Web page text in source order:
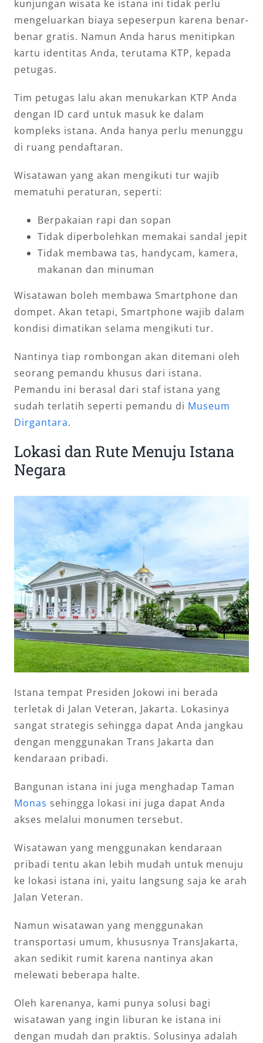
kunjungan wisata ke istana ini tidak perlu
mengeluarkan biaya sepeserpun karena benar-
benar gratis. Namun Anda harus menitipkan
kartu identitas Anda, terutama KTP, kepada
petugas.
Tim petugas lalu akan menukarkan KTP Anda
dengan ID card untuk masuk ke dalam
kompleks istana. Anda hanya perlu menunggu
di ruang pendaftaran.
Wisatawan yang akan mengikuti tur wajib
mematuhi peraturan, seperti:
Berpakaian rapi dan sopan
Tidak diperbolehkan memakai sandal jepit
Tidak membawa tas, handycam, kamera,
makanan dan minuman
Wisatawan boleh membawa Smartphone dan
dompet. Akan tetapi, Smartphone wajib dalam
kondisi dimatikan selama mengikuti tur.
Nantinya tiap rombongan akan ditemani oleh
seorang pemandu khusus dari istana.
Pemandu ini berasal dari staf istana yang
sudah terlatih seperti pemandu di Museum
Dirgantara.
Lokasi dan Rute Menuju Istana
Negara
Istana tempat Presiden Jokowi ini berada
terletak di Jalan Veteran, Jakarta. Lokasinya
sangat strategis sehingga dapat Anda jangkau
dengan menggunakan Trans Jakarta dan
kendaraan pribadi.
Bangunan istana ini juga menghadap Taman
Monas sehingga lokasi ini juga dapat Anda
akses melalui monumen tersebut.
Wisatawan yang menggunakan kendaraan
pribadi tentu akan lebih mudah untuk menuju
ke lokasi istana ini, yaitu langsung saja ke arah
Jalan Veteran.
Namun wisatawan yang menggunakan
transportasi umum, khususnya TransJakarta,
akan sedikit rumit karena nantinya akan
melewati beberapa halte.
Oleh karenanya, kami punya solusi bagi
wisatawan yang ingin liburan ke istana ini
dengan mudah dan praktis. Solusinya adalah